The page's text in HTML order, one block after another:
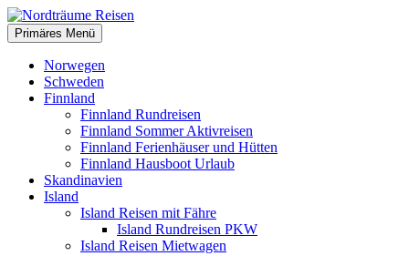
Zum
Inhalt
springen
Nordträume Reisen
Suchen
Primäres Menü
Norwegen
Schweden
Finnland
Finnland Rundreisen
Finnland Sommer Aktivreisen
Finnland Ferienhäuser und Hütten
Finnland Hausboot Urlaub
Skandinavien
Island
Island Reisen mit Fähre
Island Rundreisen PKW
Island Reisen Mietwagen